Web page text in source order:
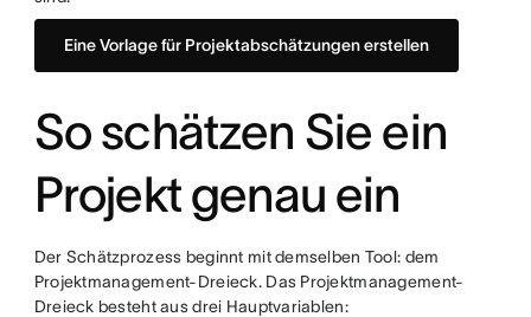
Eine Vorlage für Projektabschätzungen erstellen
So schätzen Sie ein
Projekt genau ein
Der Schätzprozess beginnt mit demselben Tool: dem
Projektmanagement-Dreieck. Das Projektmanagement-
Dreieck besteht aus drei Hauptvariablen: